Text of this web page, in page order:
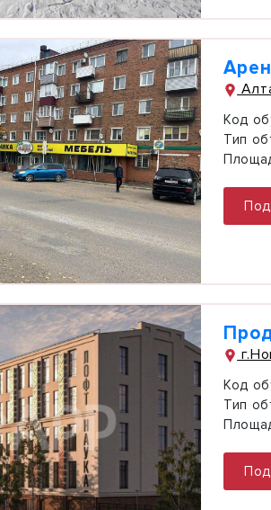
Код
Тип
Код
Тип